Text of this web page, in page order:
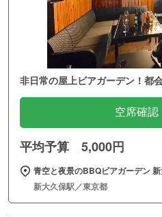
非日常の屋上ビアガーデン！都
空席確認
平均予算 5,000円
青空と夜景のBBQビアガーデン
新大久保駅／東京都